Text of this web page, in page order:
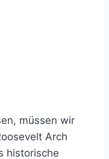
müssen wir
Arch
historische